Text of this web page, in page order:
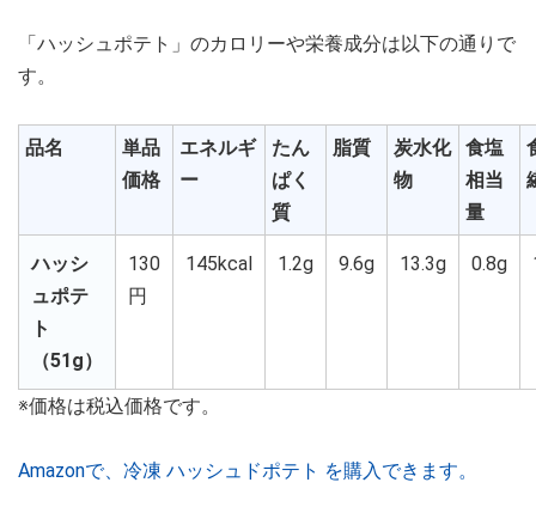
「ハッシュポテト」のカロリーや栄養成分は以下の通りで
す。
品名
単品
価格
エネルギ
ー
たん
ぱく
質
脂質
炭水化
物
食塩
相当
量
ハッシ
ュポテ
ト
（51g）
130
円
145kcal 1.2g 9.6g 13.3g 0.8g
※価格は税込価格です。
Amazonで、冷凍 ハッシュドポテト を購入できます。